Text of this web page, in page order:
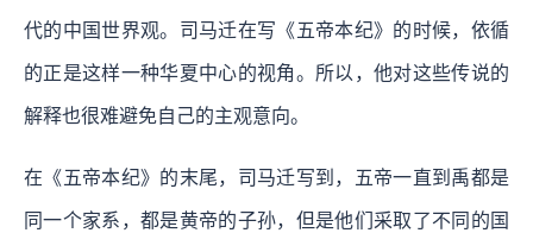
代的中国世界观。司马迁在写《五帝本纪》的时候，依循
的正是这样一种华夏中心的视角。所以，他对这些传说的
解释也很难避免自己的主观意向。
在《五帝本纪》的末尾，司马迁写到，五帝一直到禹都是
同一个家系，都是黄帝的子孙，但是他们采取了不同的国